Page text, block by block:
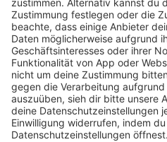
Good Vibes
I Love Hamburg
Mallorca Party
Mitsingen
Top 100 Deutschrap
Top 100 Dance
Top 100 Party
Sommer
Unplugged